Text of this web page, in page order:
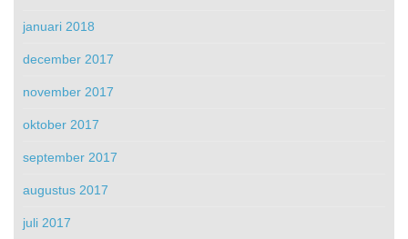
januari 2018
december 2017
november 2017
oktober 2017
september 2017
augustus 2017
juli 2017